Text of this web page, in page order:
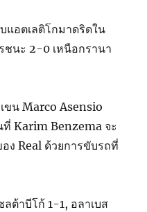
แอตเลติโกมาดริดใน
ชนะ 2-0 เหนือกรานา
ขน Marco Asensio
ที่ Karim Benzema จะ
ง Real ด้วยการขับรถที่
ลต้าบีโก้ 1-1, อลาเบส